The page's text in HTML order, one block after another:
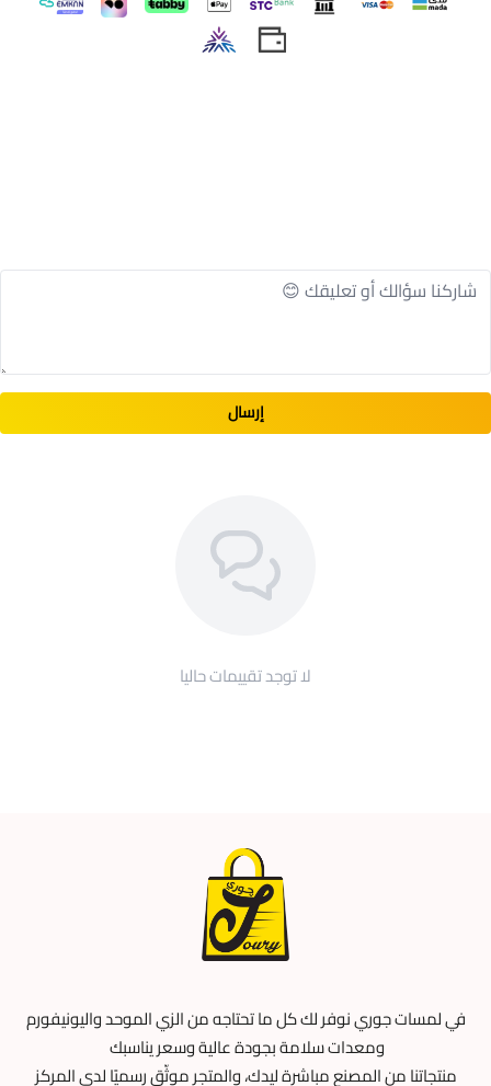
اسحب و افلت الملف هنا
استعراض
إرسال
لا توجد تقييمات حاليا
في لمسات جوري نوفر لك كل ما تحتاجه من الزي الموحد واليونيفورم
ومعدات سلامة بجودة عالية وسعر يناسبك
منتجاتنا من المصنع مباشرة ليدك، والمتجر موثّق رسميًا لدى المركز